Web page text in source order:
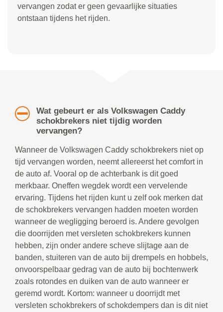
vervangen zodat er geen gevaarlijke situaties
ontstaan tijdens het rijden.
Wat gebeurt er als Volkswagen Caddy
schokbrekers niet tijdig worden
vervangen?
Wanneer de Volkswagen Caddy schokbrekers niet op
tijd vervangen worden, neemt allereerst het comfort in
de auto af. Vooral op de achterbank is dit goed
merkbaar. Oneffen wegdek wordt een vervelende
ervaring. Tijdens het rijden kunt u zelf ook merken dat
de schokbrekers vervangen hadden moeten worden
wanneer de wegligging beroerd is. Andere gevolgen
die doorrijden met versleten schokbrekers kunnen
hebben, zijn onder andere scheve slijtage aan de
banden, stuiteren van de auto bij drempels en hobbels,
onvoorspelbaar gedrag van de auto bij bochtenwerk
zoals rotondes en duiken van de auto wanneer er
geremd wordt. Kortom: wanneer u doorrijdt met
versleten schokbrekers of schokdempers dan is dit niet